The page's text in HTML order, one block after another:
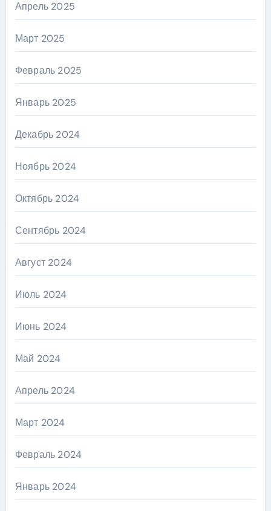
Апрель 2025
Март 2025
Февраль 2025
Январь 2025
Декабрь 2024
Ноябрь 2024
Октябрь 2024
Сентябрь 2024
Август 2024
Июль 2024
Июнь 2024
Май 2024
Апрель 2024
Март 2024
Февраль 2024
Январь 2024